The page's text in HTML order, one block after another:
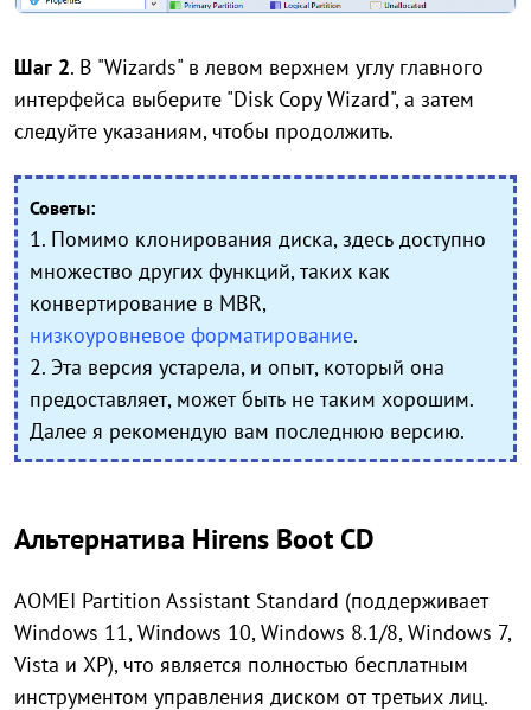
Шаг 2. В "Wizards" в левом верхнем углу главного
интерфейса выберите "Disk Copy Wizard", а затем
следуйте указаниям, чтобы продолжить.
Советы:
1. Помимо клонирования диска, здесь доступно
множество других функций, таких как
конвертирование в MBR,
низкоуровневое форматирование.
2. Эта версия устарела, и опыт, который она
предоставляет, может быть не таким хорошим.
Далее я рекомендую вам последнюю версию.
Альтернатива Hirens Boot CD
AOMEI Partition Assistant Standard (поддерживает
Windows 11, Windows 10, Windows 8.1/8, Windows 7,
Vista и XP), что является полностью бесплатным
инструментом управления диском от третьих лиц.